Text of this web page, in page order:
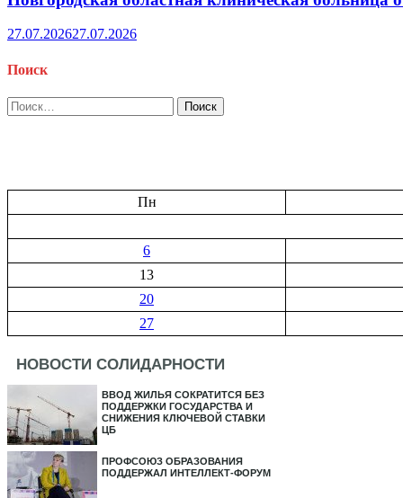
27.07.202627.07.2026
Поиск
Найти:
Пн
6
13
20
27
НОВОСТИ СОЛИДАРНОСТИ
ВВОД ЖИЛЬЯ СОКРАТИТСЯ БЕЗ
ПОДДЕРЖКИ ГОСУДАРСТВА И
СНИЖЕНИЯ КЛЮЧЕВОЙ СТАВКИ
ЦБ
ПРОФСОЮЗ ОБРАЗОВАНИЯ
ПОДДЕРЖАЛ ИНТЕЛЛЕКТ-ФОРУМ